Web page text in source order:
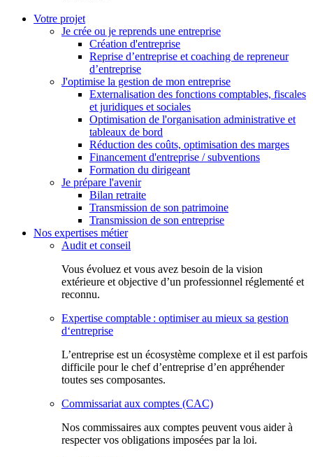
Votre projet
Je crée ou je reprends une entreprise
Création d'entreprise
Reprise d’entreprise et coaching de repreneur
d’entreprise
J'optimise la gestion de mon entreprise
Externalisation des fonctions comptables, fiscales
et juridiques et sociales
Optimisation de l'organisation administrative et
tableaux de bord
Réduction des coûts, optimisation des marges
Financement d'entreprise / subventions
Formation du dirigeant
Je prépare l'avenir
Bilan retraite
Transmission de son patrimoine
Transmission de son entreprise
Nos expertises métier
Audit et conseil
Vous évoluez et vous avez besoin de la vision
extérieure et objective d’un professionnel réglementé et
reconnu.
Expertise comptable : optimiser au mieux sa gestion
d‘entreprise
L’entreprise est un écosystème complexe et il est parfois
difficile pour le chef d’entreprise d’en appréhender
toutes ses composantes.
Commissariat aux comptes (CAC)
Nos commissaires aux comptes peuvent vous aider à
respecter vos obligations imposées par la loi.